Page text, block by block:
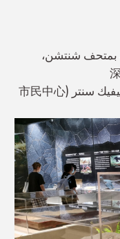
بمتحف شنتشن،
المترو: الخط الـ2 أو الـ4 إلى محطة سيفيك سنتر (市民中心